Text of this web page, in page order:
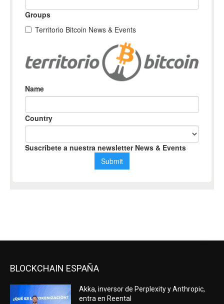
BLOCKCHAIN ESPAÑA
Akka, inversor de Perplexity y Anthropic,
entra en Reental